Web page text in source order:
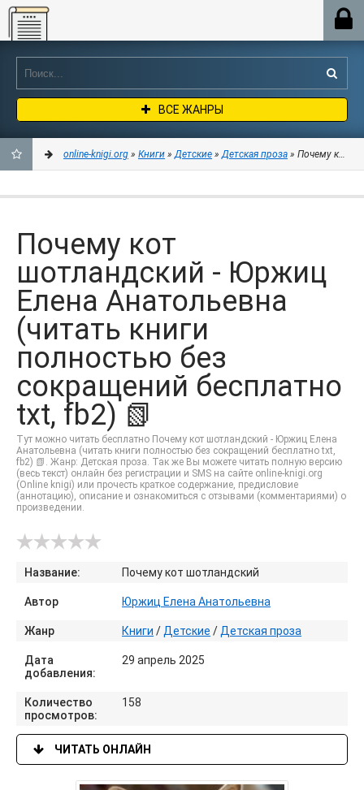
Online-knigi.org
ВСЕ ЖАНРЫ
ЗАКЛАДКИ
online-knigi.org » Книги »Детские »Детская проза » Почему кот
Почему кот
шотландский - Юржиц
Елена Анатольевна
(читать книги
полностью без
сокращений бесплатно
txt, fb2) 📗
Тут можно читать бесплатно Почему кот шотландский - Юржиц Елена
Анатольевна (читать книги полностью без сокращений бесплатно txt,
fb2) 📗. Жанр: Детская проза. Так же Вы можете читать полную версию
(весь текст) онлайн без регистрации и SMS на сайте online-knigi.org
(Online knigi) или прочесть краткое содержание, предисловие
(аннотацию), описание и ознакомиться с отзывами (комментариями) о
произведении.
Название: Почему кот шотландский
Автор Юржиц Елена Анатольевна
Жанр Книги / Детские / Детская проза
Дата
добавления:
29 апрель 2025
Количество
просмотров:
158
ЧИТАТЬ ОНЛАЙН